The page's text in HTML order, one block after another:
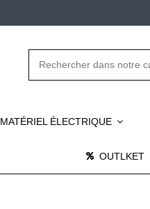
MATÉRIEL ÉLECTRIQUE
OUTLKET